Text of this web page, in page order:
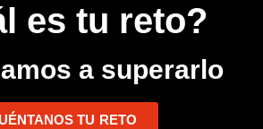
es tu reto?
a superarlo
TU RETO